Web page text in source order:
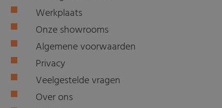
Werkplaats
Onze showrooms
Algemene voorwaarden
Privacy
Veelgestelde vragen
Over ons